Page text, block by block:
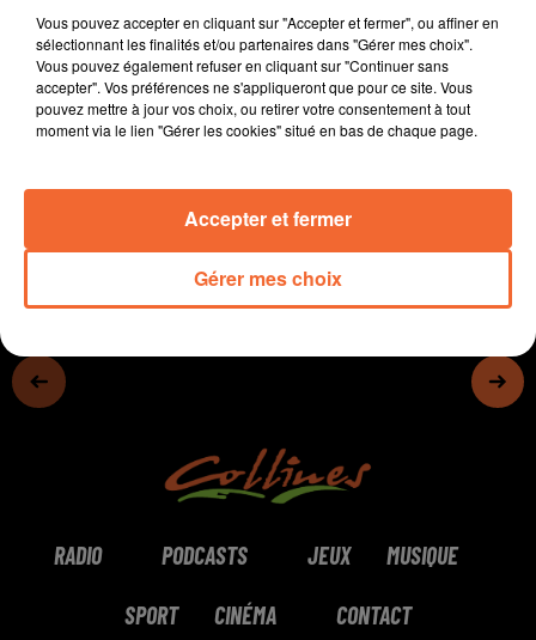
concernant la DNC
- A Mauléon, une plaque commémorative en hommage
à Paul-Martin vient d’être dévoilée devant l'école
- Le marché de la coquille st jacques ce samedi, et
coup de projecteur sur le théâtre de Chiché...
0:00 14 min 1 sec
RADIO PODCASTS JEUX MUSIQUE
SPORT CINÉMA CONTACT
Vous pouvez accepter en cliquant sur "Accepter et fermer", ou affiner en
sélectionnant les finalités et/ou partenaires dans "Gérer mes choix".
Vous pouvez également refuser en cliquant sur "Continuer sans
accepter". Vos préférences ne s'appliqueront que pour ce site. Vous
pouvez mettre à jour vos choix, ou retirer votre consentement à tout
moment via le lien "Gérer les cookies" situé en bas de chaque page.
Gérer mes choix
Accepter et fermer